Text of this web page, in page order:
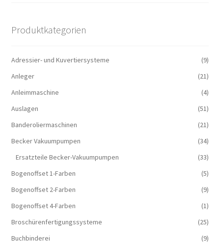
Produktkategorien
Adressier- und Kuvertiersysteme
(9)
Anleger
(21)
Anleimmaschine
(4)
Auslagen
(51)
Banderoliermaschinen
(21)
Becker Vakuumpumpen
(34)
Ersatzteile Becker-Vakuumpumpen
(33)
Bogenoffset 1-Farben
(5)
Bogenoffset 2-Farben
(9)
Bogenoffset 4-Farben
(1)
Broschürenfertigungssysteme
(25)
Buchbinderei
(9)